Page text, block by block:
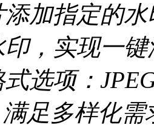
加指定的
，实现一
选项：
足多样化需